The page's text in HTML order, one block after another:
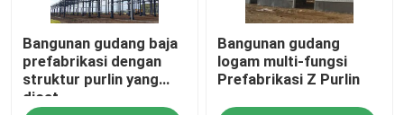
Bangunan gudang baja
prefabrikasi dengan
struktur purlin yang
dicat
Bangunan gudang
logam multi-fungsi
Prefabrikasi Z Purlin